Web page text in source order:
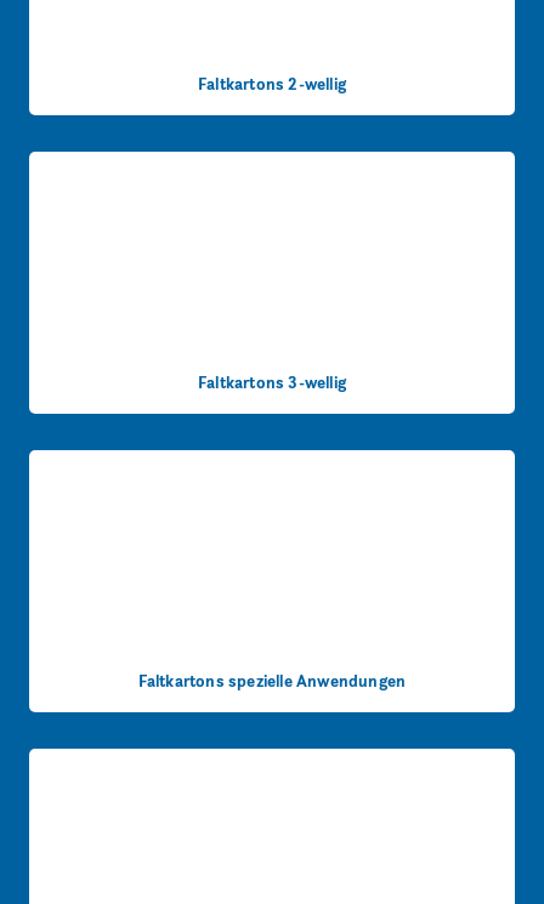
Faltkartons 2-wellig
Faltkartons 3-wellig
Faltkartons spezielle Anwendungen